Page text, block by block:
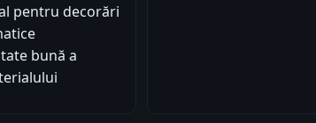
pentru decorări
bună a